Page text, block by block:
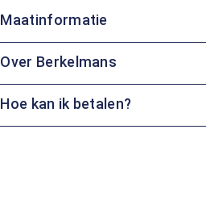
Maatinformatie
Over Berkelmans
Hoe kan ik betalen?